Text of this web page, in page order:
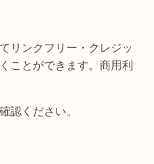
リンクフリー・クレジッ
ことができます。商用利
認ください。